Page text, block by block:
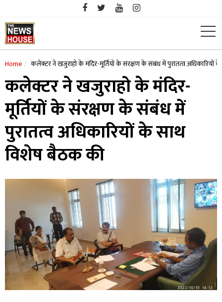
content
Home कलेक्टर ने खजुराहो के मंदिर-मूर्तियों के संरक्षण के संबंध में पुरातत्व अधिकारियों
कलेक्टर ने खजुराहो के मंदिर-
मूर्तियों के संरक्षण के संबंध में
पुरातत्व अधिकारियों के साथ
विशेष बैठक की